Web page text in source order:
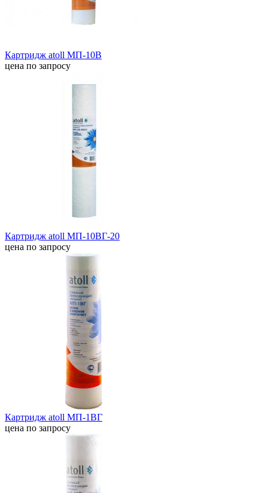
Картридж atoll МП-10В
цена по запросу
Картридж atoll МП-10ВГ-20
цена по запросу
Картридж atoll МП-1ВГ
цена по запросу